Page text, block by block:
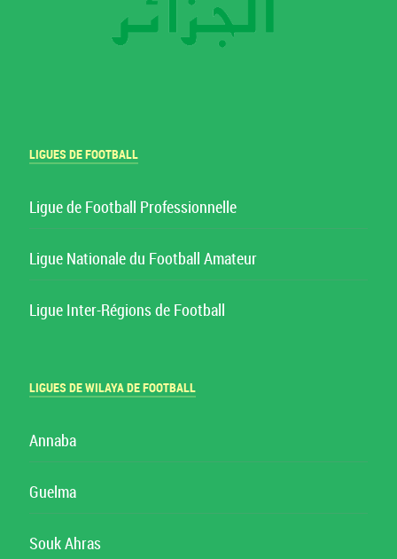
LIGUES DE FOOTBALL
Ligue de Football Professionnelle
Ligue Nationale du Football Amateur
Ligue Inter-Régions de Football
LIGUES DE WILAYA DE FOOTBALL
Annaba
Guelma
Souk Ahras